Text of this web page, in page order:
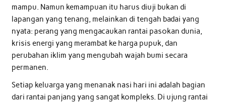
mampu. Namun kemampuan itu harus diuji bukan di
lapangan yang tenang, melainkan di tengah badai yang
nyata: perang yang mengacaukan rantai pasokan dunia,
krisis energi yang merambat ke harga pupuk, dan
perubahan iklim yang mengubah wajah bumi secara
permanen.
Setiap keluarga yang menanak nasi hari ini adalah bagian
dari rantai panjang yang sangat kompleks. Di ujung rantai